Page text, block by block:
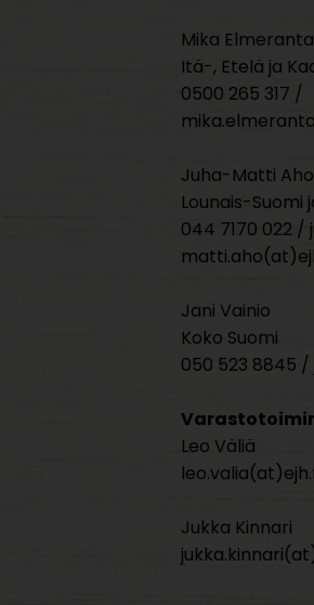
Mika Elmeranta
Itä-, Etelä ja
0500 265 317 /
Juha-Matti Aho
Lounais-Suomi
044 7170 022 /
Jani Vainio
Koko Suomi
050 523 8845
Leo Väliä
Jukka Kinnari